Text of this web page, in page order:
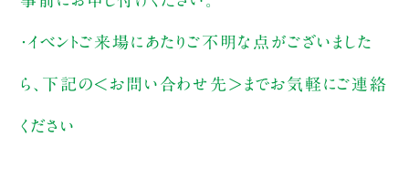
・イベントご来場にあたりご不明な点がございました
ら、下記の＜お問い合わせ先＞までお気軽にご連絡
ください